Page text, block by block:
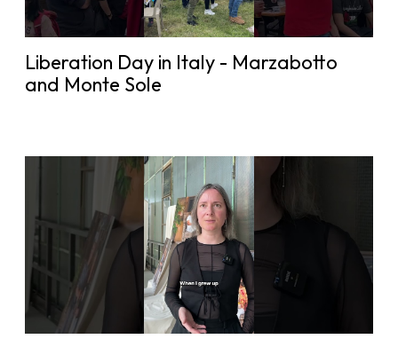
Liberation Day in Italy - Marzabotto
and Monte Sole